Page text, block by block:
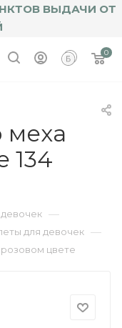
ВЫДАЧИ ОТ
0
меха
134
—
для девочек —
розовом цвете